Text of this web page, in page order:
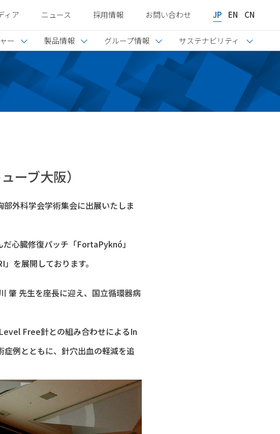
ィア ニュース 採用情報 お問い合わせ JP EN CN
ー 製品情報 グループ情報 サステナビリティ
ーブ大阪）
外科学会学術集会に出展いたしま
心臓修復パッチ「FortaPyknó」
を展開しております。
肇 先生を座長に迎え、国立循環器病
Free針との組み合わせによるIn
例とともに、針穴出血の軽減を追